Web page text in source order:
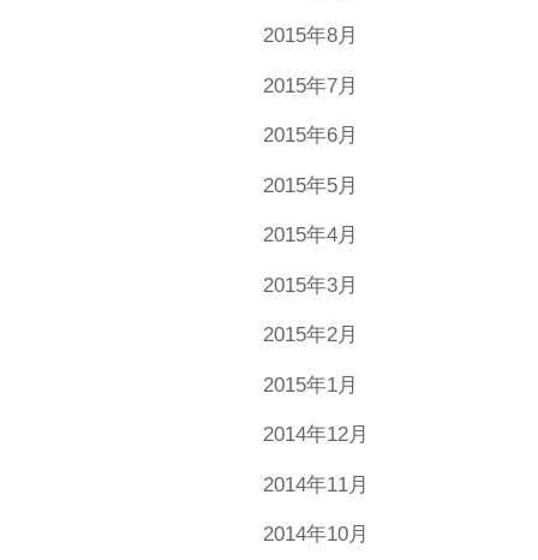
2015年8月
2015年7月
2015年6月
2015年5月
2015年4月
2015年3月
2015年2月
2015年1月
2014年12月
2014年11月
2014年10月